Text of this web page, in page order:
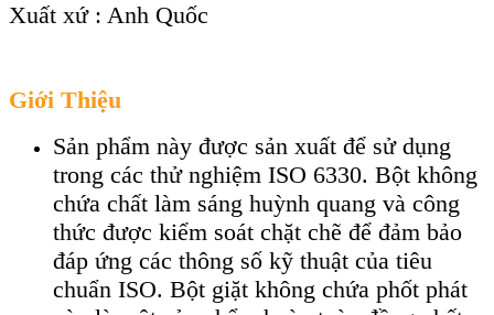
Xuất xứ : Anh Quốc
Giới Thiệu
Sản phẩm này được sản xuất để sử dụng
trong các thử nghiệm ISO 6330. Bột không
chứa chất làm sáng huỳnh quang và công
thức được kiểm soát chặt chẽ để đảm bảo
đáp ứng các thông số kỹ thuật của tiêu
chuẩn ISO. Bột giặt không chứa phốt phát